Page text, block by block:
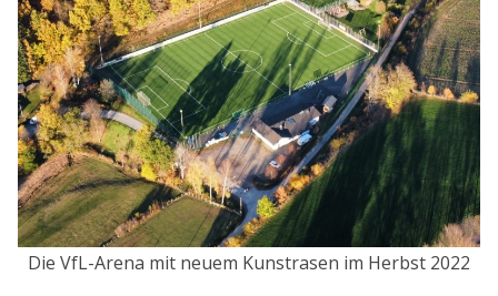
Die VfL-Arena mit neuem Kunstrasen im Herbst 2022